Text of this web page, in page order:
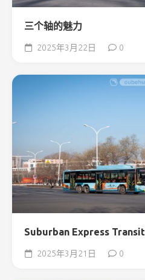
三个轴的魅力
2025年3月22日 0
Suburban Express Transit
2025年3月21日 0